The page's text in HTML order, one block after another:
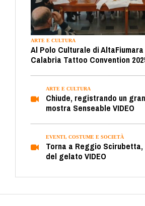
ARTE E CULTURA
Al Polo Culturale di
Calabria Tattoo Convention
ARTE E CULTURA
Chiude, registrando un
mostra Senseable VIDEO
EVENTI, COSTUME E SOCIETÀ
Torna a Reggio
del gelato VIDEO